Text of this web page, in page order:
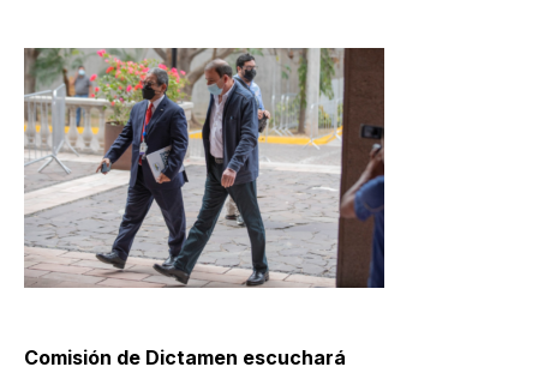
Comisión de Dictamen escuchará